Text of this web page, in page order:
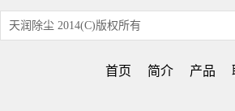
天润除尘 2014(C)版权所有
首页 简介 产品